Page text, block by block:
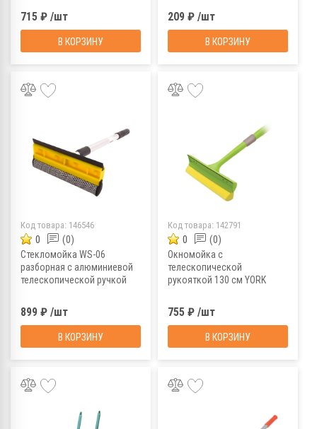
715 ₽ /шт
В КОРЗИНУ
209 ₽ /шт
В КОРЗИНУ
Код товара: 146546
0 (0)
Стекломойка WS-06
разборная с алюминиевой
телескопической ручкой
899 ₽ /шт
В КОРЗИНУ
Код товара: 142791
0 (0)
Окномойка с
телескопической
рукояткой 130 см YORK
755 ₽ /шт
В КОРЗИНУ